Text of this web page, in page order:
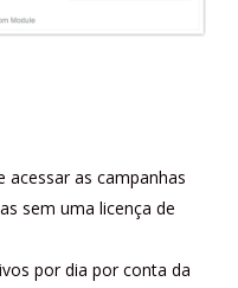
acessar as campanhas
sem uma licença de
por dia por conta da